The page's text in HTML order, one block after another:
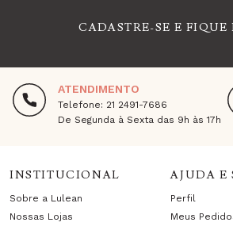
CADASTRE-SE E
ATENDIMENTO
Telefone: 21 2491-7686
De Segunda à Sexta das 9h às 17h
INSTITUCIONAL
Sobre a Lulean
Nossas Lojas
AJUDA E
Perfil
Meus